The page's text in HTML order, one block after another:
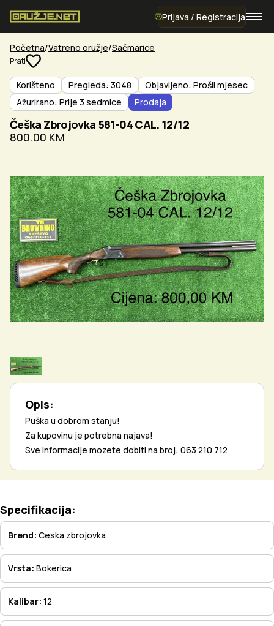
Prijava / Registracija
Početna Vatreno oružje Sačmarice
Prati
Korišteno Pregleda: 3048
Objavljeno: Prošli mjesec
Ažurirano: Prije 3 sedmice
Prodaja
Češka Zbrojovka 581-04 CAL. 12/12
800.00 KM
Opis:
Puška u dobrom stanju!
Za kupovinu je potrebna najava!
Sve informacije mozete dobiti na broj: 063 210 712
Specifikacija:
Brend: Ceska zbrojovka
Vrsta: Bokerica
Kalibar: 12